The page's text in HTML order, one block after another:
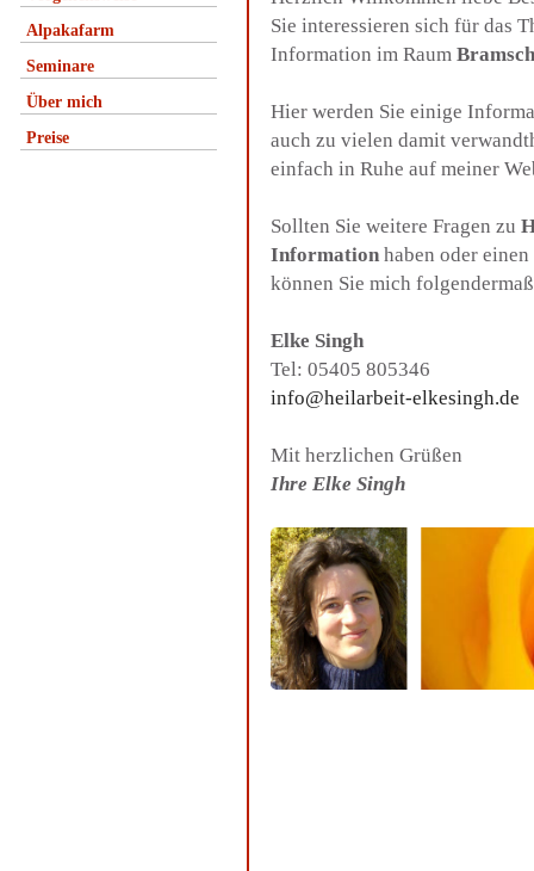
Alpakafarm
Seminare
Über mich
Preise
Sie interessieren sich für das
Information im Raum
Hier werden Sie einige
auch zu vielen damit
einfach in Ruhe auf meiner
Sollten Sie weitere Fragen zu
Information haben oder
können Sie mich
Elke Singh
Tel: 05405 805346
info@heilarbeit-elkesingh.de
Mit herzlichen Grüßen
Ihre Elke Singh